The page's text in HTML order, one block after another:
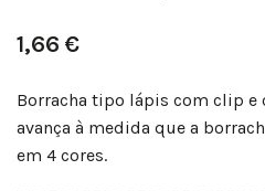
1,66 €
Borracha tipo lápis com clip e
avança à medida que a
em 4 cores.